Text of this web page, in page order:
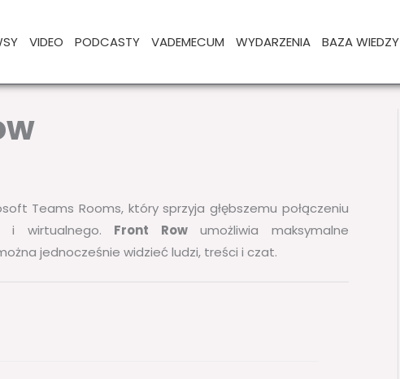
VIDEO PODCASTY VADEMECUM WYDARZENIA BAZA WIEDZY
Teams Rooms, który sprzyja głębszemu połączeniu
i wirtualnego. Front Rowumożliwia maksymalne
jednocześnie widzieć ludzi, treści i czat.